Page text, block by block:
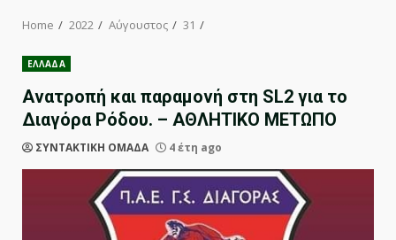
Home 2022 Αύγουστος 31
ΕΛΛΑΔΑ
Ανατροπή και παραμονή στη SL2 για το
Διαγόρα Ρόδου. – ΑΘΛΗΤΙΚΟ ΜΕΤΩΠΟ
ΣΥΝΤΑΚΤΙΚΗ ΟΜΑΔΑ 4 έτη ago